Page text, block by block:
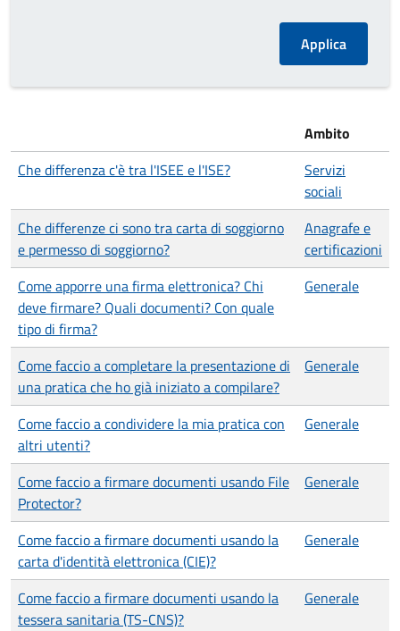
Ambito
Che differenza c'è tra l'ISEE e l'ISE?
Servizi
sociali
Che differenze ci sono tra carta di soggiorno
e permesso di soggiorno?
Anagrafe e
certificazioni
Come apporre una firma elettronica? Chi
deve firmare? Quali documenti? Con quale
tipo di firma?
Generale
Come faccio a completare la presentazione di
una pratica che ho già iniziato a compilare?
Generale
Come faccio a condividere la mia pratica con
altri utenti?
Generale
Come faccio a firmare documenti usando File
Protector?
Generale
Come faccio a firmare documenti usando la
carta d'identità elettronica (CIE)?
Generale
Come faccio a firmare documenti usando la
tessera sanitaria (TS-CNS)?
Generale